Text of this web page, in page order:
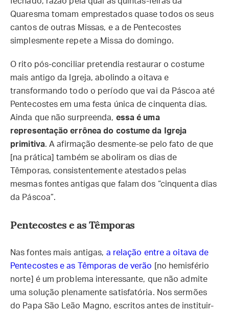
Quaresma tomam emprestados quase todos os seus
cantos de outras Missas, e a de Pentecostes
simplesmente repete a Missa do domingo.
O rito pós-conciliar pretendia restaurar o costume
mais antigo da Igreja, abolindo a oitava e
transformando todo o período que vai da Páscoa até
Pentecostes em uma festa única de cinquenta dias.
Ainda que não surpreenda, essa é uma
representação errônea do costume da Igreja
primitiva. A afirmação desmente-se pelo fato de que
[na prática] também se aboliram os dias de
Têmporas, consistentemente atestados pelas
mesmas fontes antigas que falam dos “cinquenta dias
da Páscoa”.
Pentecostes e as Têmporas
Nas fontes mais antigas, a relação entre a oitava de
Pentecostes e as Têmporas de verão [no hemisfério
norte] é um problema interessante, que não admite
uma solução plenamente satisfatória. Nos sermões
do Papa São Leão Magno, escritos antes de instituir-